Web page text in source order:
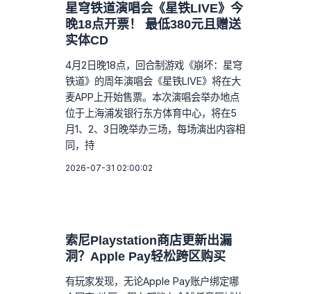
星穹铁道演唱会《星铁LIVE》今
晚18点开票！ 最低380元且赠送
实体CD
4月2日晚18点，回合制游戏《崩坏：星穹
铁道》的周年演唱会《星铁LIVE》将在大
麦APP上开始售票。本次演唱会举办地点
位于上海浦发银行东方体育中心，将在5
月1、2、3日晚举办三场，每场演出内容相
同，持
2026-07-31 02:00:02
索尼Playstation商店更新出漏
洞？Apple Pay轻松跨区购买
有玩家发现，无论Apple Pay账户绑定哪